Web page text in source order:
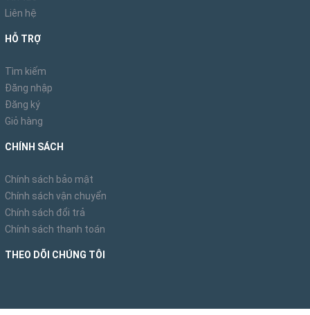
Liên hệ
HỖ TRỢ
Tìm kiếm
Đăng nhập
Đăng ký
Giỏ hàng
CHÍNH SÁCH
Chính sách bảo mật
Chính sách vận chuyển
Chính sách đổi trả
Chính sách thanh toán
THEO DÕI CHÚNG TÔI